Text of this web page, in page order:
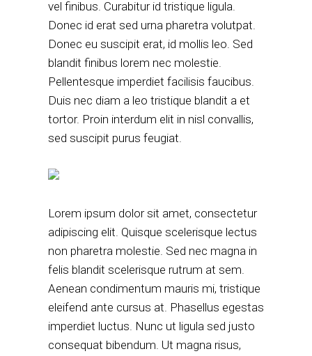
vel finibus. Curabitur id tristique ligula.
Donec id erat sed urna pharetra volutpat.
Donec eu suscipit erat, id mollis leo. Sed
blandit finibus lorem nec molestie.
Pellentesque imperdiet facilisis faucibus.
Duis nec diam a leo tristique blandit a et
tortor. Proin interdum elit in nisl convallis,
sed suscipit purus feugiat.
Lorem ipsum dolor sit amet, consectetur
adipiscing elit. Quisque scelerisque lectus
non pharetra molestie. Sed nec magna in
felis blandit scelerisque rutrum at sem.
Aenean condimentum mauris mi, tristique
eleifend ante cursus at. Phasellus egestas
imperdiet luctus. Nunc ut ligula sed justo
consequat bibendum. Ut magna risus,